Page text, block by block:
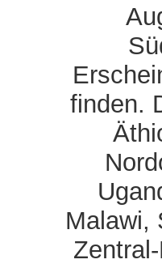
finden.
Malawi,